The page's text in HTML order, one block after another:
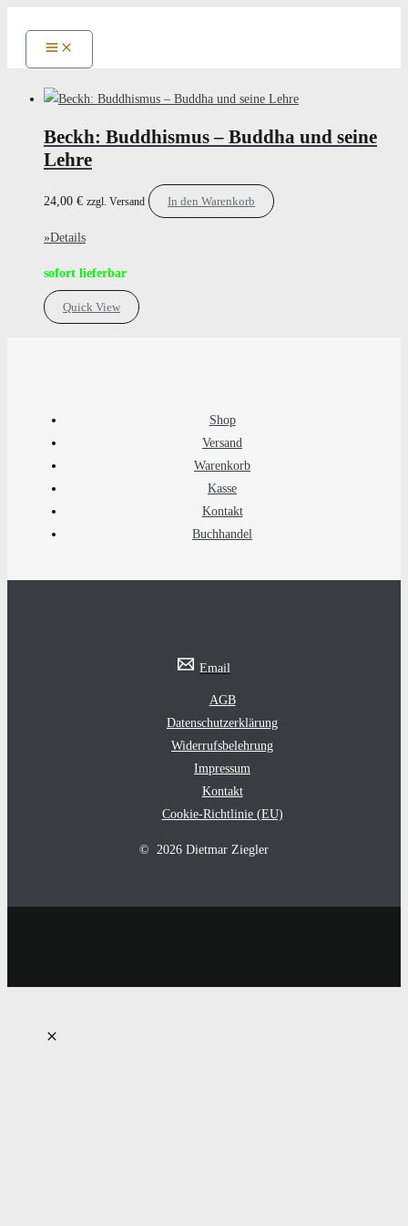
springen
Beckh: Buddhismus – Buddha und seine
Lehre
24,00 € zzgl. Versand In den Warenkorb
»Details
sofort lieferbar
Quick View
Shop
Versand
Warenkorb
Kasse
Kontakt
Buchhandel
Email
AGB
Datenschutzerklärung
Widerrufsbelehrung
Impressum
Kontakt
Cookie-Richtlinie (EU)
© 2026 Dietmar Ziegler